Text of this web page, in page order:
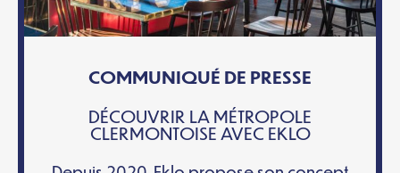
COMMUNIQUÉ DE PRESSE
DÉCOUVRIR LA MÉTROPOLE
CLERMONTOISE AVEC EKLO